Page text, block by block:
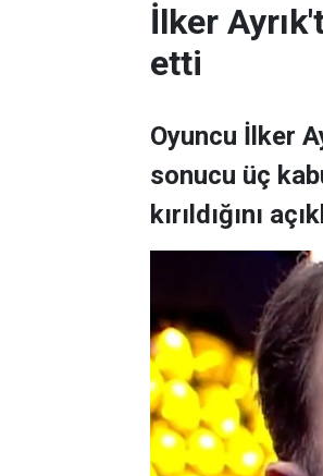
İlker
etti
Oyuncu İlker
sonucu üç
kırıldığını